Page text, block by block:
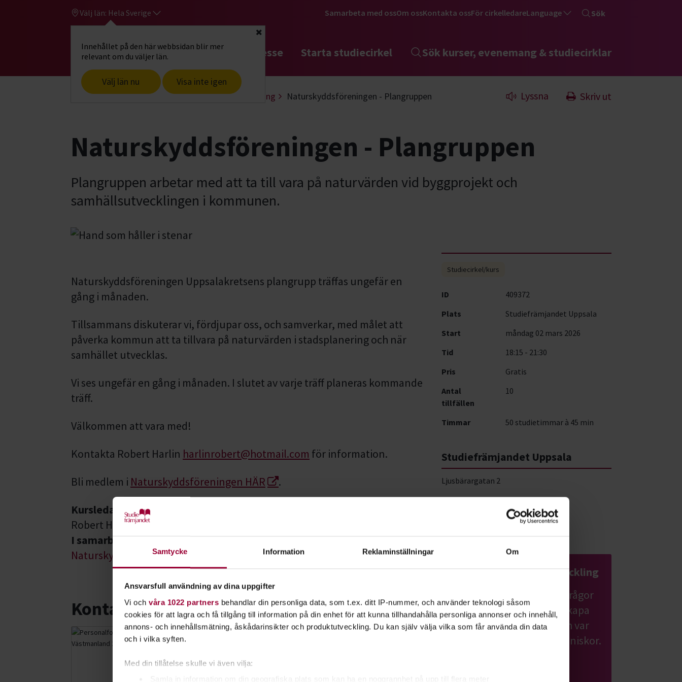
Samtycke Information Reklaminställningar Om
Ansvarsfull användning av dina uppgifter
Vi och våra 1022 partners behandlar din personliga data, som t.ex. ditt IP-nummer, och använder teknologi såsom
cookies för att lagra och få tillgång till information på din enhet för att kunna tillhandahålla personliga annonser och innehåll,
annons- och innehållsmätning, åskådarinsikter och produktutveckling. Du kan själv välja vilka som får använda din data
och i vilka syften.
Med din tillåtelse skulle vi även vilja:
Samla in information om din geografiska plats som kan ha en noggrannhet på upp till flera meter
Välj län: Hela Sverige
Innehållet på den här webbsidan blir mer
relevant om du väljer län.
Välj län nu Visa inte igen
Stäng
Samarbeta med ossOm ossKontakta ossFör cirkelledareLanguage Sök
Gå till studiefrämjandets startsidaHitta intresse Starta studiecirkel Sök kurser, evenemang & studiecirklar
Start Hitta intresse Samhälle & hållbar utveckling Naturskyddsföreningen - Plangruppen Lyssna Skriv ut
Naturskyddsföreningen - Plangruppen
Plangruppen arbetar med att ta till vara på naturvärden vid byggprojekt och
samhällsutvecklingen i kommunen.
Naturskyddsföreningen Uppsalakretsens plangrupp träffas ungefär en
gång i månaden.
Tillsammans diskuterar vi, fördjupar oss, och samverkar, med målet att
påverka kommun att ta tillvara på naturvärden i stadsplanering och när
samhället utvecklas.
Vi ses ungefär en gång i månaden. I slutet av varje träff planeras kommande
träff.
Välkommen att vara med!
Kontakta Robert Harlin harlinrobert@hotmail.com för information.
Bli medlem i Naturskyddsföreningen HÄR
.
Kursledare
Robert Harlin
I samarbete med
Naturskyddsföreningen Uppsalakretsen
Kontakt
Folkbildningsutvecklare Natur, Djur & Miljö
Studiecirkel/kurs
ID
409372
Plats
Studiefrämjandet Uppsala
Start
måndag 02 mars 2026
Tid
18:15 - 21:30
Pris
Gratis
Antal
tillfällen
10
Timmar 50 studietimmar à 45 min
Studiefrämjandet Uppsala
Ljusbärargatan 2
754 23 Uppsala
Samhälle & hållbar utveckling
Lär dig mer om samhällsfrågor
och hållbar utveckling. Skapa
förändring där du bor och var
med och hjälp andra människor.